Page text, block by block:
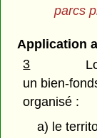
parcs
Application
3
un bien-
organisé :
a) le